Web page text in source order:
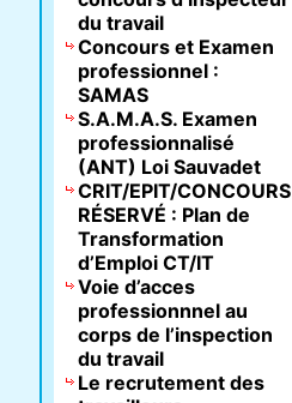
du travail
Concours et Examen
professionnel :
SAMAS
S.A.M.A.S. Examen
professionnalisé
(ANT) Loi Sauvadet
CRIT/EPIT/CONCOURS
RÉSERVÉ : Plan de
Transformation
d’Emploi CT/IT
Voie d’acces
professionnnel au
corps de l’inspection
du travail
Le recrutement des